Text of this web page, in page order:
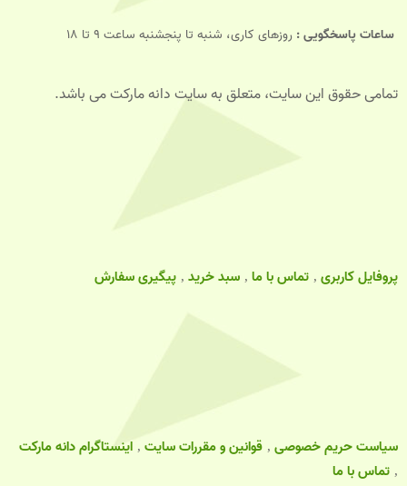
ساعات پاسخگویی : روزهای کاری، شنبه تا پنجشنبه ساعت 9 تا 18
تمامی حقوق این سایت، متعلق به سایت دانه مارکت می باشد.
پروفایل کاربری تماس با ما سبد خرید پیگیری سفارش
سیاست حریم خصوصی قوانین و مقررات سایت اینستاگرام دانه مارکت
تماس با ما